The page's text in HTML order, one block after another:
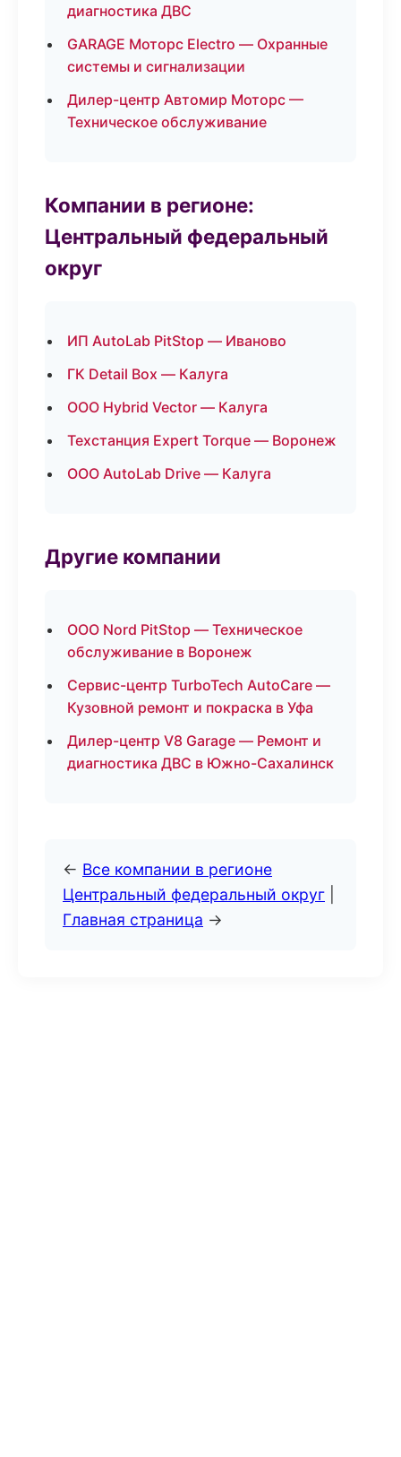
диагностика ДВС
GARAGE Моторс Electro — Охранные
системы и сигнализации
Дилер-центр Автомир Моторс —
Техническое обслуживание
Компании в регионе:
Центральный федеральный
округ
ИП AutoLab PitStop — Иваново
ГК Detail Box — Калуга
ООО Hybrid Vector — Калуга
Техстанция Expert Torque — Воронеж
ООО AutoLab Drive — Калуга
Другие компании
ООО Nord PitStop — Техническое
обслуживание в Воронеж
Сервис-центр TurboTech AutoCare —
Кузовной ремонт и покраска в Уфа
Дилер-центр V8 Garage — Ремонт и
диагностика ДВС в Южно-Сахалинск
← Все компании в регионе
Центральный федеральный округ
Главная страница →